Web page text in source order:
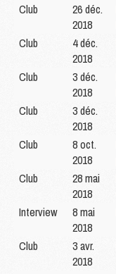
Club
26 déc.
2018
Club
4 déc.
2018
Club
3 déc.
2018
Club
3 déc.
2018
Club
8 oct.
2018
Club
28 mai
2018
Interview
8 mai
2018
Club
3 avr.
2018